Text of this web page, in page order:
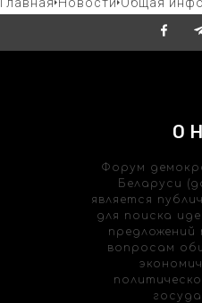
О
Форум
Беларуси
является
для поиска
предложений
вопросам